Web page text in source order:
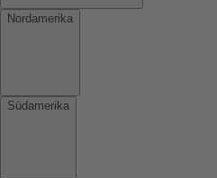
Nordamerika
Südamerika